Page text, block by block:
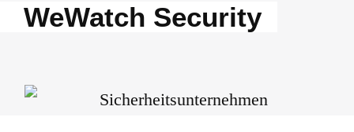
WeWatch Security